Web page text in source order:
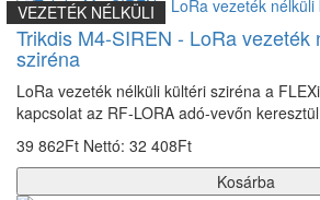
VEZETÉK NÉLKÜLI
Trikdis M4-SIREN - LoRa vezeték
sziréna
LoRa vezeték nélküli kültéri sziréna a
kapcsolat az RF-LORA adó-vevőn
39 862Ft Nettó: 32 408Ft
Kosárba